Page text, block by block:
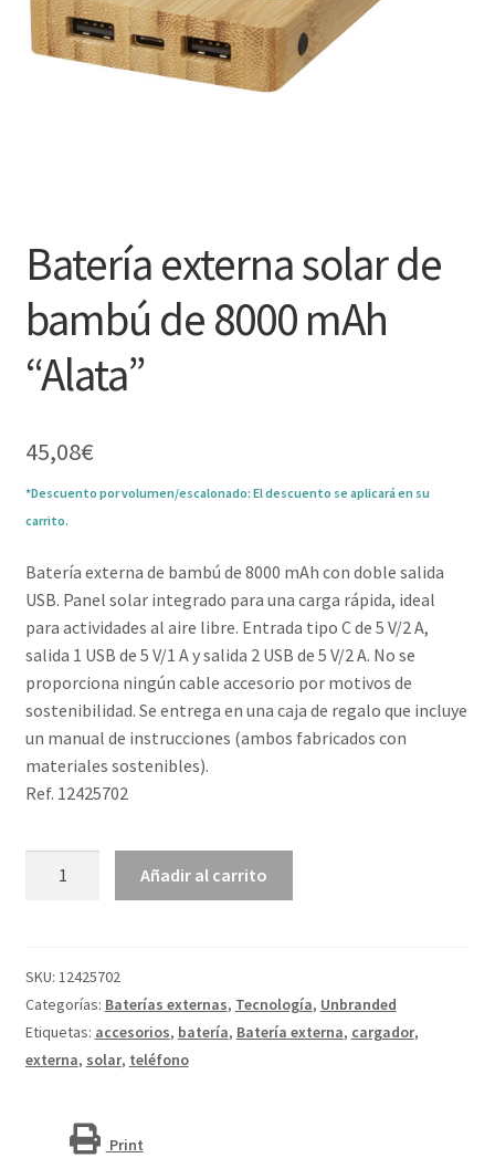
Batería externa solar de
bambú de 8000 mAh
“Alata”
45,08€
*Descuento por volumen/escalonado: El descuento se aplicará en su
carrito.
Batería externa de bambú de 8000 mAh con doble salida
USB. Panel solar integrado para una carga rápida, ideal
para actividades al aire libre. Entrada tipo C de 5 V/2 A,
salida 1 USB de 5 V/1 A y salida 2 USB de 5 V/2 A. No se
proporciona ningún cable accesorio por motivos de
sostenibilidad. Se entrega en una caja de regalo que incluye
un manual de instrucciones (ambos fabricados con
materiales sostenibles).
Ref. 12425702
bambú
de
8000
mAh
Añadir al carrito
SKU: 12425702
Categorías: Baterías externas, Tecnología, Unbranded
Etiquetas: accesorios, batería, Batería externa, cargador,
externa, solar, teléfono
Print